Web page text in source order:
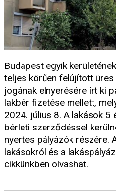
Budapest egyik
teljes körűen felújított üres
jogának elnyerésére írt ki
lakbér fizetése mellett,
2024. július 8. A lakások
bérleti szerződéssel
nyertes pályázók részére.
lakásokról és a
cikkünkben olvashat.